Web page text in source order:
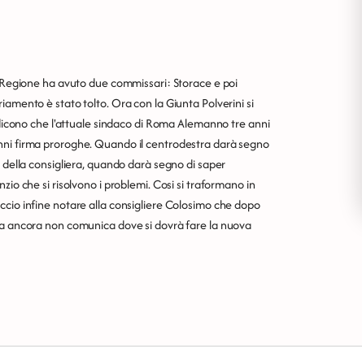
ha avuto due commissari: Storace e poi
è stato tolto. Ora con la Giunta Polverini si
che l'attuale sindaco di Roma Alemanno tre anni
firma proroghe. Quando il centrodestra darà segno
consigliera, quando darà segno di saper
che si risolvono i problemi. Cosi si traformano in
infine notare alla consigliere Colosimo che dopo
non comunica dove si dovrà fare la nuova